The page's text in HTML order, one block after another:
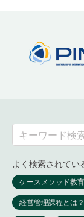
よく検索されてい